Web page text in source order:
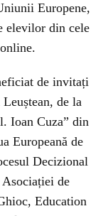
Europene,
elevilor din cele
de invitați
de la
Ioan Cuza” din
Europeană de
Decizional
de
Education